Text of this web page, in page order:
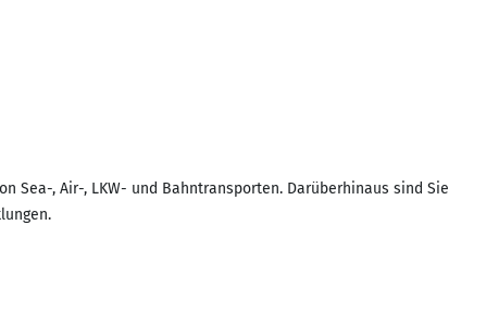
Sea-, Air-, LKW- und Bahntransporten. Darüberhinaus sind Sie